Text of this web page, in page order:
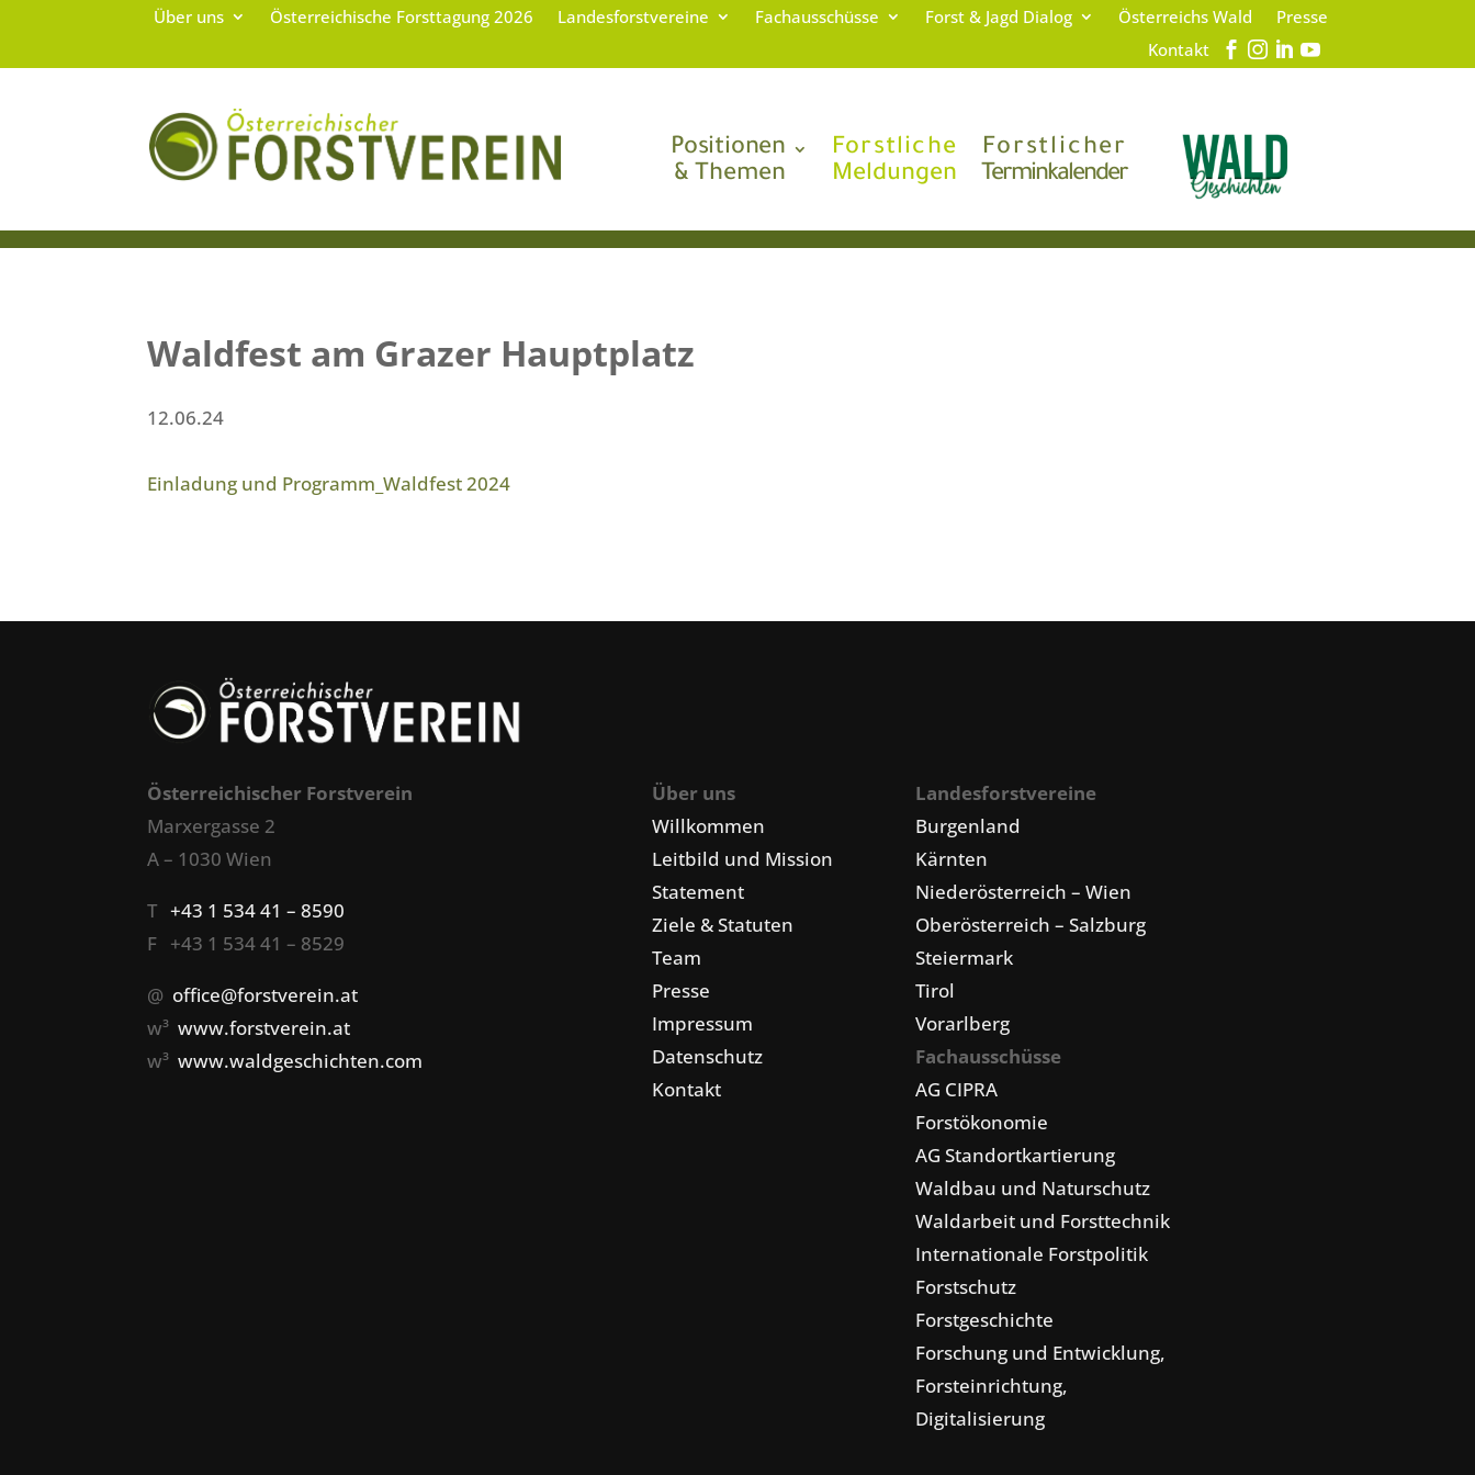
Über uns Österreichische Forsttagung 2026 Landesforstvereine Fachausschüsse Forst & Jagd Dialog Österreichs Wald
Presse
Kontakt
Positionen
& Themen
Forstliche
Meldungen
Forstlicher
Terminkalender
Waldfest am Grazer Hauptplatz
12.06.24
Einladung und Programm_Waldfest 2024
Österreichischer Forstverein
Marxergasse 2
A – 1030 Wien
T+43 1 534 41 – 8590
F +43 1 534 41 – 8529
@ office@forstverein.at
w³www.forstverein.at
w³www.waldgeschichten.com
Über uns
Willkommen
Leitbild und Mission
Statement
Ziele & Statuten
Team
Presse
Impressum
Datenschutz
Kontakt
Landesforstvereine
Burgenland
Kärnten
Niederösterreich – Wien
Oberösterreich – Salzburg
Steiermark
Tirol
Vorarlberg
Fachausschüsse
AG CIPRA
Forstökonomie
AG Standortkartierung
Waldbau und Naturschutz
Waldarbeit und Forsttechnik
Internationale Forstpolitik
Forstschutz
Forstgeschichte
Forschung und Entwicklung,
Forsteinrichtung,
Digitalisierung